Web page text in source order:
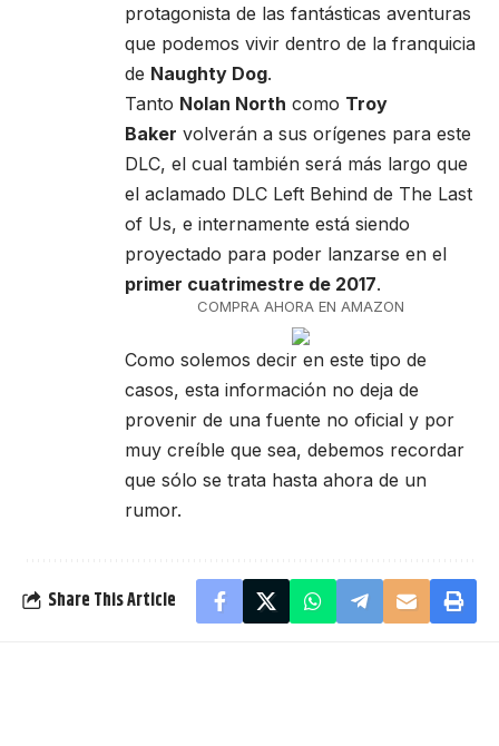
protagonista de las fantásticas aventuras
que podemos vivir dentro de la franquicia
de Naughty Dog.
Tanto Nolan North como Troy
Baker volverán a sus orígenes para este
DLC, el cual también será más largo que
el aclamado DLC Left Behind de The Last
of Us, e internamente está siendo
proyectado para poder lanzarse en el
primer cuatrimestre de 2017.
COMPRA AHORA EN AMAZON
Como solemos decir en este tipo de
casos, esta información no deja de
provenir de una fuente no oficial y por
muy creíble que sea, debemos recordar
que sólo se trata hasta ahora de un
rumor.
Share This Article